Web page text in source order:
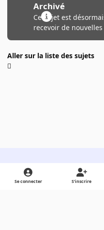
Archivé
Ce sujet est
recevoir de
Aller sur la liste des sujets
Light ModeDark ModeSystem Preference
Se connecter S’inscrire